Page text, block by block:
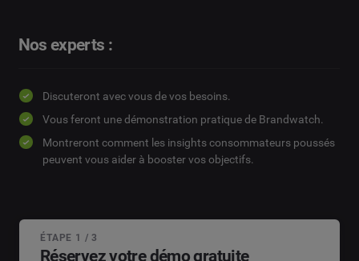
Réservez votre démo gratuite
ÉTAPE 1 / 3
Nos experts :
Discuteront avec vous de vos besoins.
Vous feront une démonstration pratique de Brandwatch.
Montreront comment les insights consommateurs poussés
peuvent vous aider à booster vos objectifs.